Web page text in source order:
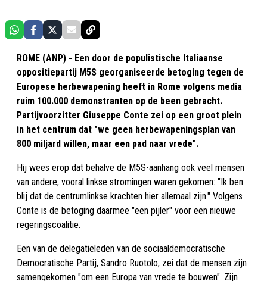
ROME (ANP) - Een door de populistische Italiaanse
oppositiepartij M5S georganiseerde betoging tegen de
Europese herbewapening heeft in Rome volgens media
ruim 100.000 demonstranten op de been gebracht.
Partijvoorzitter Giuseppe Conte zei op een groot plein
in het centrum dat "we geen herbewapeningsplan van
800 miljard willen, maar een pad naar vrede".
Hij wees erop dat behalve de M5S-aanhang ook veel mensen
van andere, vooral linkse stromingen waren gekomen: "Ik ben
blij dat de centrumlinkse krachten hier allemaal zijn." Volgens
Conte is de betoging daarmee "een pijler" voor een nieuwe
regeringscoalitie.
Een van de delegatieleden van de sociaaldemocratische
Democratische Partij, Sandro Ruotolo, zei dat de mensen zijn
samengekomen "om een Europa van vrede te bouwen". Zijn